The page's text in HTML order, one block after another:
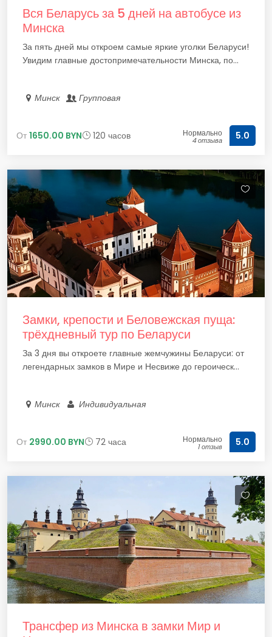
Вся Беларусь за 5 дней на автобусе из
Минска
За пять дней мы откроем самые яркие уголки Беларуси!
Увидим главные достопримечательности Минска, по...
Минск Групповая
От 1650.00 BYN 120 часов Нормально
4 отзыва 5.0
Замки, крепости и Беловежская пуща:
трёхдневный тур по Беларуси
За 3 дня вы откроете главные жемчужины Беларуси: от
легендарных замков в Мире и Несвиже до героическ...
Минск Индивидуальная
От 2990.00 BYN 72 часа Нормально
1 отзыв 5.0
Трансфер из Минска в замки Мир и